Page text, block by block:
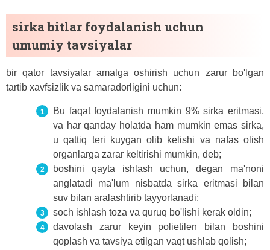
sirka bitlar foydalanish uchun
umumiy tavsiyalar
bir qator tavsiyalar amalga oshirish uchun zarur bo'lgan
tartib xavfsizlik va samaradorligini uchun:
Bu faqat foydalanish mumkin 9% sirka eritmasi,
va har qanday holatda ham mumkin emas sirka,
u qattiq teri kuygan olib kelishi va nafas olish
organlarga zarar keltirishi mumkin, deb;
boshini qayta ishlash uchun, degan ma'noni
anglatadi ma'lum nisbatda sirka eritmasi bilan
suv bilan aralashtirib tayyorlanadi;
soch ishlash toza va quruq bo'lishi kerak oldin;
davolash zarur keyin polietilen bilan boshini
qoplash va tavsiya etilgan vaqt ushlab qolish;